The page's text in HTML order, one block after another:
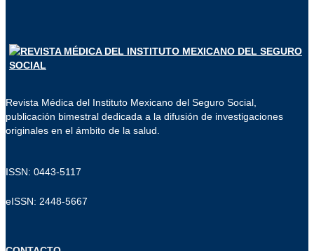
Revista Médica del Instituto Mexicano del Seguro Social,
publicación bimestral dedicada a la difusión de investigaciones
originales en el ámbito de la salud.
ISSN: 0443-5117
eISSN: 2448-5667